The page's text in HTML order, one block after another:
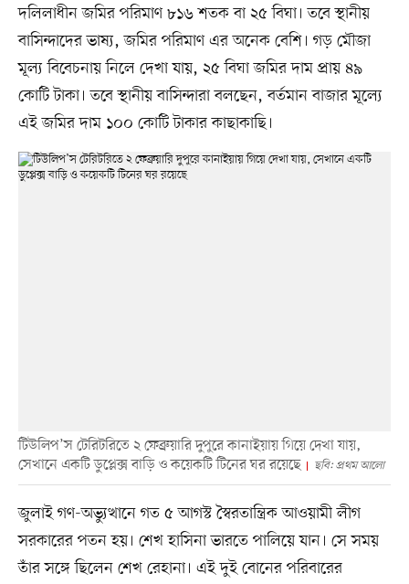
দলিলাধীন জমির পরিমাণ ৮১৬ শতক বা ২৫ বিঘা। তবে স্থানীয়
বাসিন্দাদের ভাষ্য, জমির পরিমাণ এর অনেক বেশি। গড় মৌজা
মূল্য বিবেচনায় নিলে দেখা যায়, ২৫ বিঘা জমির দাম প্রায় ৪৯
কোটি টাকা। তবে স্থানীয় বাসিন্দারা বলছেন, বর্তমান বাজার মূল্যে
এই জমির দাম ১০০ কোটি টাকার কাছাকাছি।
টিউলিপ’স টেরিটরিতে ২ ফেব্রুয়ারি দুপুরে কানাইয়ায় গিয়ে দেখা যায়,
সেখানে একটি ডুপ্লেক্স বাড়ি ও কয়েকটি টিনের ঘর রয়েছে
ছবি: প্রথম আলো
জুলাই গণ-অভ্যুত্থানে গত ৫ আগস্ট স্বৈরতান্ত্রিক আওয়ামী লীগ
সরকারের পতন হয়। শেখ হাসিনা ভারতে পালিয়ে যান। সে সময়
তাঁর সঙ্গে ছিলেন শেখ রেহানা। এই দুই বোনের পরিবারের